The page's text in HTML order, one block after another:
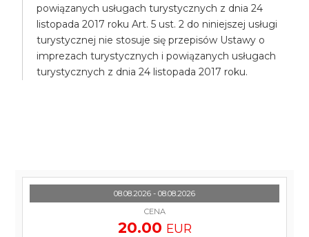
powiązanych usługach turystycznych z dnia 24
listopada 2017 roku Art. 5 ust. 2 do niniejszej usługi
turystycznej nie stosuje się przepisów Ustawy o
imprezach turystycznych i powiązanych usługach
turystycznych z dnia 24 listopada 2017 roku.
08.08.2026 - 08.08.2026
CENA
20.00 EUR